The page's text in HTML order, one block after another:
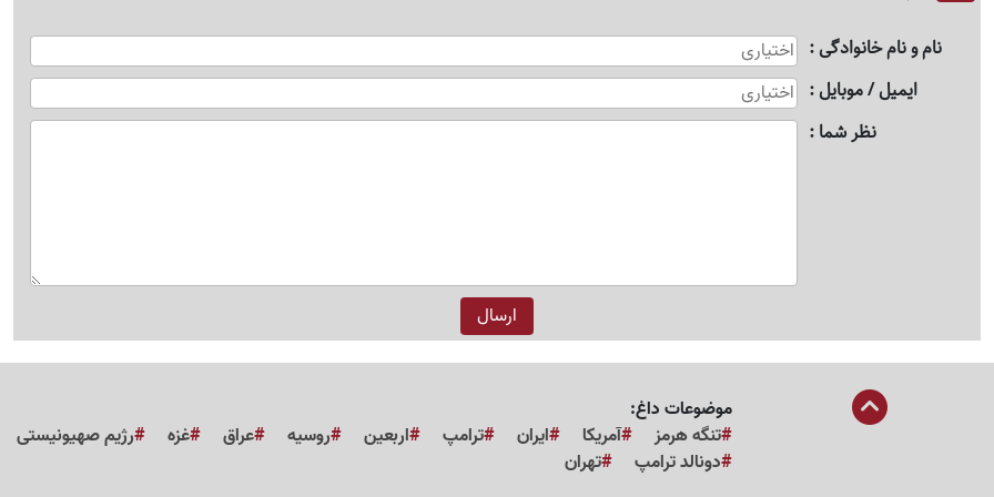
نام و نام خانوادگی
ایمیل / موبایل
نظر شما
موضوعات داغ:
تنگه هرمز
آمریکا ایران ترامپ اربعین روسیه عراق غزه رژیم صهیونیستی
دونالد ترامپ
تهران